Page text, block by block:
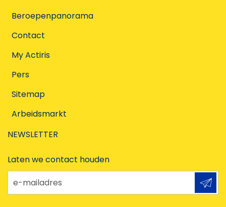
Beroepenpanorama
Contact
My Actiris
Pers
Sitemap
Arbeidsmarkt
NEWSLETTER
Laten we contact houden
e-mailadres